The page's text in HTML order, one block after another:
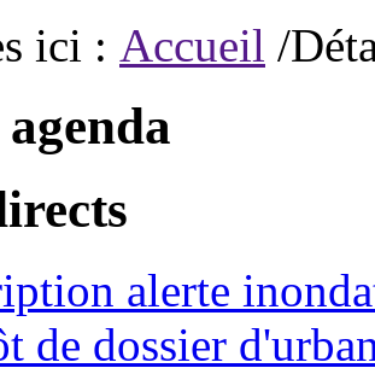
ici : Accueil /
alerte
de dossier